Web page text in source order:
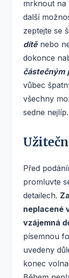
mrknout na
další
zeptejte se
dítěnebo
dokonce
částečným
vůbec
všechny
sedne nejlíp.
Před
promluvte
detailech.
neplacené
vzájemná
písemnou
uvedeny
konec